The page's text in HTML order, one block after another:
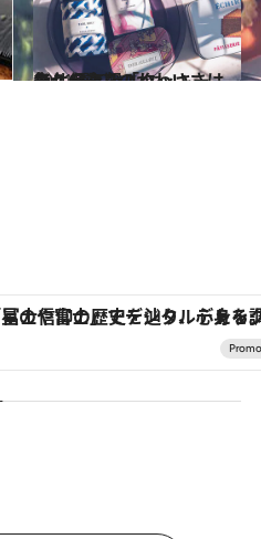
2021.1.17
幸せをよぶ「クッキー缶」6選 このかわいさは永久保存版！
グルメ
「星のや富士」でデジタルデトックス。冨士信仰の歴史を辿り、心身を調える。 ヴァシュロン・コンスタンタ